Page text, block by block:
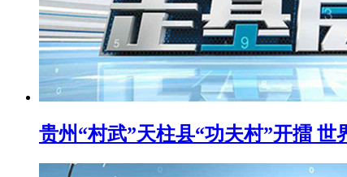
贵州“村武”天柱县“功夫村”开擂